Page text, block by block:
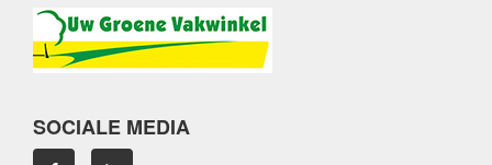
SOCIALE MEDIA